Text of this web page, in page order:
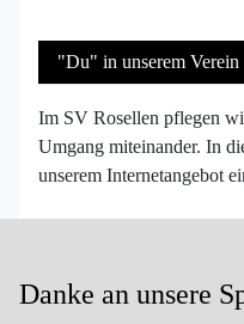
"Du" in unserem Verein
Im SV Rosellen pflegen
Umgang miteinander. In
unserem Internetangebot
Danke an unsere